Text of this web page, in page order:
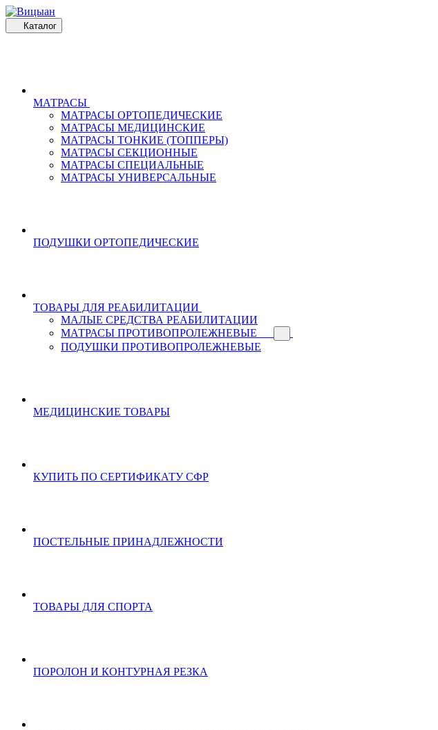
Каталог
МАТРАСЫ
МАТРАСЫ ОРТОПЕДИЧЕСКИЕ
МАТРАСЫ МЕДИЦИНСКИЕ
МАТРАСЫ ТОНКИЕ (ТОППЕРЫ)
МАТРАСЫ СЕКЦИОННЫЕ
МАТРАСЫ СПЕЦИАЛЬНЫЕ
МАТРАСЫ УНИВЕРСАЛЬНЫЕ
ПОДУШКИ ОРТОПЕДИЧЕСКИЕ
ТОВАРЫ ДЛЯ РЕАБИЛИТАЦИИ
МАЛЫЕ СРЕДСТВА РЕАБИЛИТАЦИИ
МАТРАСЫ ПРОТИВОПРОЛЕЖНЕВЫЕ
ПОДУШКИ ПРОТИВОПРОЛЕЖНЕВЫЕ
МЕДИЦИНСКИЕ ТОВАРЫ
КУПИТЬ ПО СЕРТИФИКАТУ СФР
ПОСТЕЛЬНЫЕ ПРИНАДЛЕЖНОСТИ
ТОВАРЫ ДЛЯ СПОРТА
ПОРОЛОН И КОНТУРНАЯ РЕЗКА